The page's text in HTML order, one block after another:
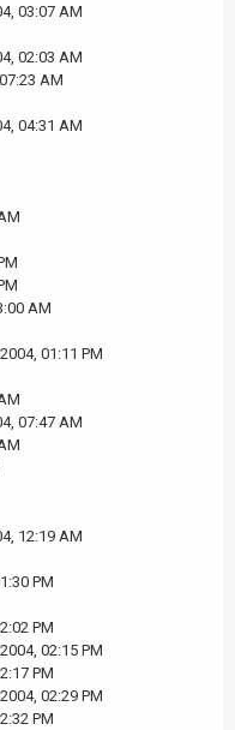
03:07 AM
02:03 AM
AM
04:31 AM
AM
01:11 PM
07:47 AM
12:19 AM
PM
PM
02:15 PM
PM
02:29 PM
PM